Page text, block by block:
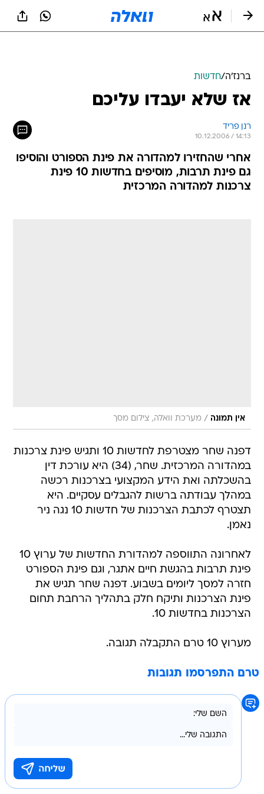
ברנז'ה/חדשות
אז שלא יעבדו עליכם
רנן פריד
10.12.2006 / 14:13
אחרי שהחזירו למהדורה את פינת הספורט והוסיפו
גם פינת תרבות, מוסיפים בחדשות 10 פינת
צרכנות למהדורה המרכזית
אין תמונה / מערכת וואלה, צילום מסך
דפנה שחר מצטרפת לחדשות 10 ותגיש פינת צרכנות
במהדורה המרכזית. שחר, (34) היא עורכת דין
בהשכלתה ואת הידע המקצועי בצרכנות רכשה
במהלך עבודתה ברשות להגבלים עסקיים. היא
תצטרף לכתבת הצרכנות של חדשות 10 נגה ניר
נאמן.
לאחרונה התווספה למהדורת החדשות של ערוץ 10
פינת תרבות בהגשת חיים אתגר, וגם פינת הספורט
חזרה למסך ליומים בשבוע. דפנה שחר תגיש את
פינת הצרכנות ותיקח חלק בתהליך הרחבת תחום
הצרכנות בחדשות 10.
מערוץ 10 טרם התקבלה תגובה.
טרם התפרסמו תגובות